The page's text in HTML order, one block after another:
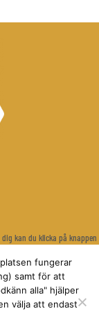
kan du klicka på knappen
fungerar
samt för att
alla" hjälper
välja att endast